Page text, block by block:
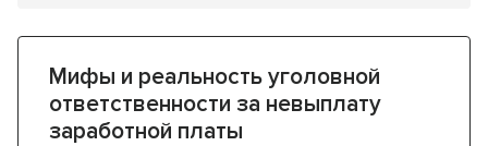
Мифы и реальность уголовной
ответственности за невыплату
заработной платы